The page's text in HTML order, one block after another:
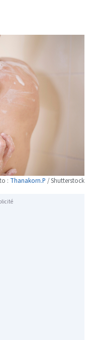
: Thanakorn.P / Shutterstock